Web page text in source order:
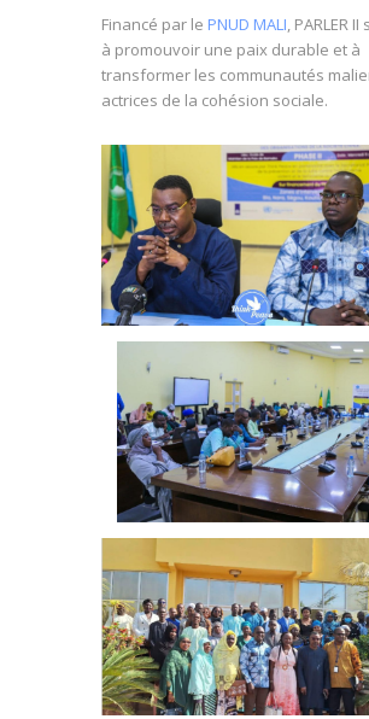
Financé par le PNUD MALI, PARLER II
à promouvoir une paix durable et à
transformer les communautés
actrices de la cohésion sociale.